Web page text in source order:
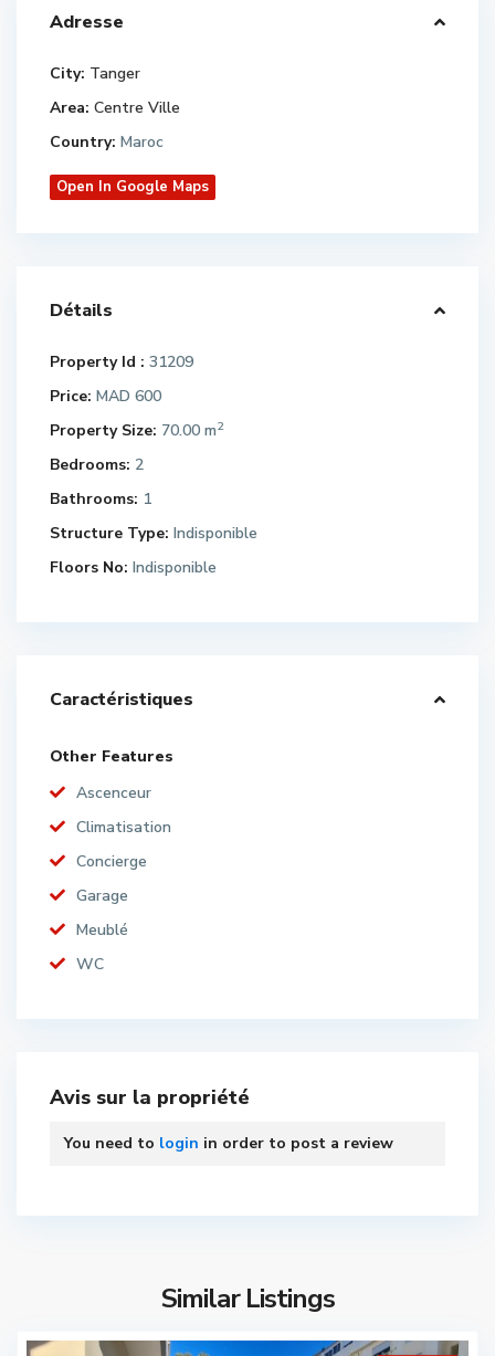
Adresse
City: Tanger
Area: Centre Ville
Country: Maroc
Open In Google Maps
Détails
Property Id : 31209
Price: MAD 600
Property Size: 70.00 m2
Bedrooms: 2
Bathrooms: 1
Structure Type: Indisponible
Floors No: Indisponible
Caractéristiques
Other Features
Ascenceur
Climatisation
Concierge
Garage
Meublé
WC
Avis sur la propriété
You need to login in order to post a review
Similar Listings